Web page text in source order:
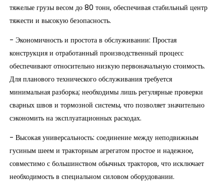
тяжелые грузы весом до 80 тонн, обеспечивая стабильный центр
тяжести и высокую безопасность.
- Экономичность и простота в обслуживании: Простая
конструкция и отработанный производственный процесс
обеспечивают относительно низкую первоначальную стоимость.
Для планового технического обслуживания требуется
минимальная разборка; необходимы лишь регулярные проверки
сварных швов и тормозной системы, что позволяет значительно
сэкономить на эксплуатационных расходах.
- Высокая универсальность: соединение между неподвижным
гусиным шеем и тракторным агрегатом простое и надежное,
совместимо с большинством обычных тракторов, что исключает
необходимость в специальном силовом оборудовании.